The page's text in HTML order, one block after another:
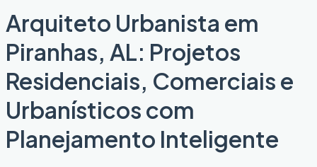
Arquiteto Urbanista em
Piranhas, AL: Projetos
Residenciais, Comerciais e
Urbanísticos com
Planejamento Inteligente